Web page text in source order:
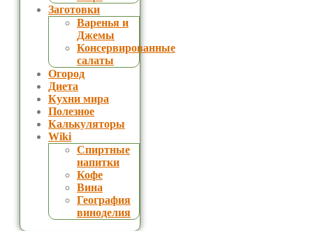
Заготовки
Варенья и
Джемы
Консервированные
салаты
Огород
Диета
Кухни мира
Полезное
Калькуляторы
Wiki
Спиртные
напитки
Кофе
Вина
География
виноделия